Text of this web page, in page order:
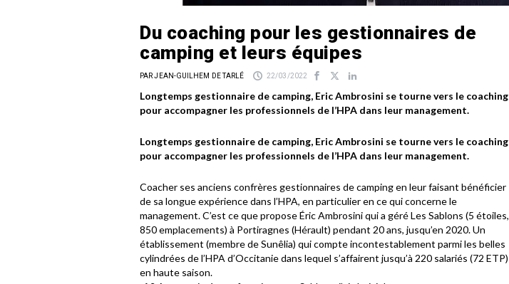
Du coaching pour les gestionnaires de
camping et leurs équipes
PAR JEAN-GUILHEM DE TARLÉ 22/03/2022
Longtemps gestionnaire de camping, Eric Ambrosini se tourne vers le coaching
pour accompagner les professionnels de l’HPA dans leur management.
Longtemps gestionnaire de camping, Eric Ambrosini se tourne vers le coaching
pour accompagner les professionnels de l’HPA dans leur management.
Coacher ses anciens confrères gestionnaires de camping en leur faisant bénéficier
de sa longue expérience dans l’HPA, en particulier en ce qui concerne le
management. C’est ce que propose Éric Ambrosini qui a géré Les Sablons (5 étoiles,
850 emplacements) à Portiragnes (Hérault) pendant 20 ans, jusqu’en 2020. Un
établissement (membre de Sunêlia) qui compte incontestablement parmi les belles
cylindrées de l’HPA d’Occitanie dans lequel s’affairent jusqu’à 220 salariés (72 ETP)
en haute saison.